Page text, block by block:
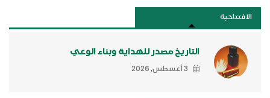
الافتتاحية
التاريخ مصدر للهداية وبناء الوعي
3 أغسطس, 2026